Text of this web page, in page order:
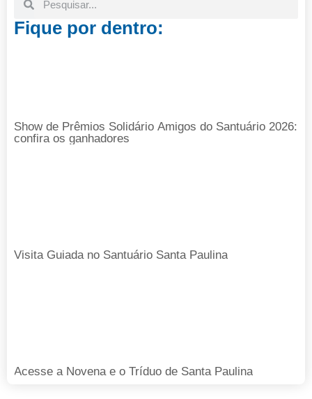
Fique por dentro:
Show de Prêmios Solidário Amigos do Santuário 2026:
confira os ganhadores
Visita Guiada no Santuário Santa Paulina
Acesse a Novena e o Tríduo de Santa Paulina